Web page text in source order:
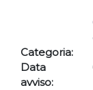
Categoria:
Data
avviso: